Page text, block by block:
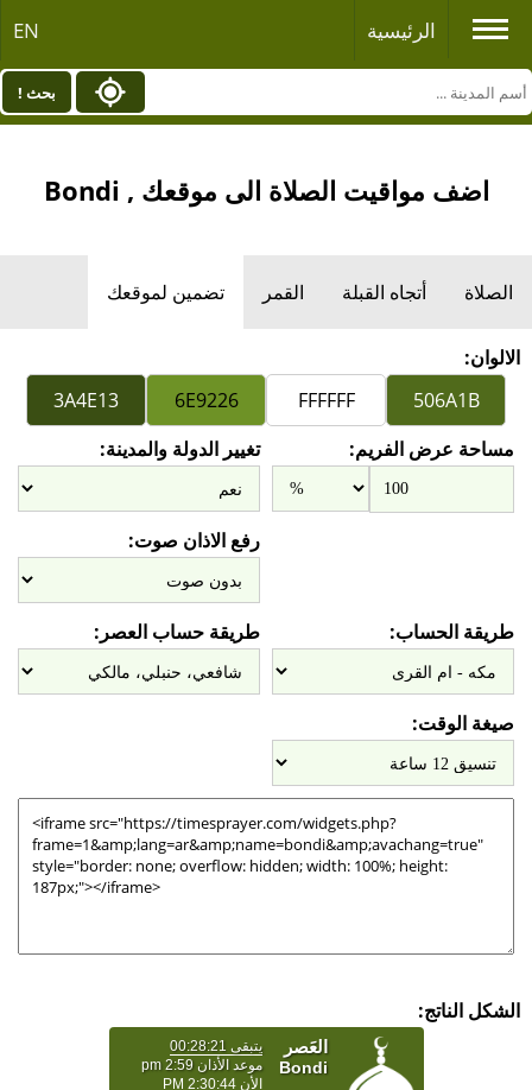
الرئيسية EN
بحث !
اضف مواقيت الصلاة الى موقعك , Bondi
الصلاة أتجاه القبلة القمر تضمين لموقعك
الالوان:
مساحة عرض الفريم: تغيير الدولة والمدينة:
رفع الاذان صوت:
طريقة الحساب: طريقة حساب العصر:
صيغة الوقت:
الشكل الناتج: